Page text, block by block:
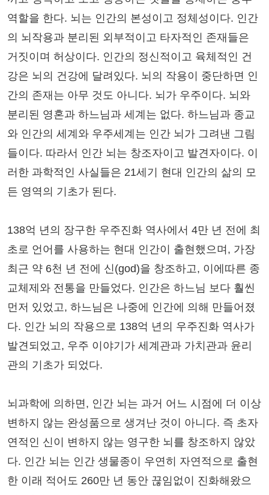
역할을 한다. 뇌는 인간의 본성이고 정체성이다. 인간
의 뇌작용과 분리된 외부적이고 타자적인 존재들은
거짓이며 허상이다. 인간의 정신적이고 육체적인 건
강은 뇌의 건강에 달려있다. 뇌의 작용이 중단하면 인
간의 존재는 아무 것도 아니다. 뇌가 우주이다. 뇌와
분리된 영혼과 하느님과 세계는 없다. 하느님과 종교
와 인간의 세계와 우주세계는 인간 뇌가 그려낸 그림
들이다. 따라서 인간 뇌는 창조자이고 발견자이다. 이
러한 과학적인 사실들은 21세기 현대 인간의 삶의 모
든 영역의 기초가 된다.
138억 년의 장구한 우주진화 역사에서 4만 년 전에 최
초로 언어를 사용하는 현대 인간이 출현했으며, 가장
최근 약 6천 년 전에 신(god)을 창조하고, 이에따른 종
교체제와 전통을 만들었다. 인간은 하느님 보다 훨씬
먼저 있었고, 하느님은 나중에 인간에 의해 만들어졌
다. 인간 뇌의 작용으로 138억 년의 우주진화 역사가
발견되었고, 우주 이야기가 세계관과 가치관과 윤리
관의 기초가 되었다.
뇌과학에 의하면, 인간 뇌는 과거 어느 시점에 더 이상
변하지 않는 완성품으로 생겨난 것이 아니다. 즉 초자
연적인 신이 변하지 않는 영구한 뇌를 창조하지 않았
다. 인간 뇌는 인간 생물종이 우연히 자연적으로 출현
한 이래 적어도 260만 년 동안 끊임없이 진화해왔으